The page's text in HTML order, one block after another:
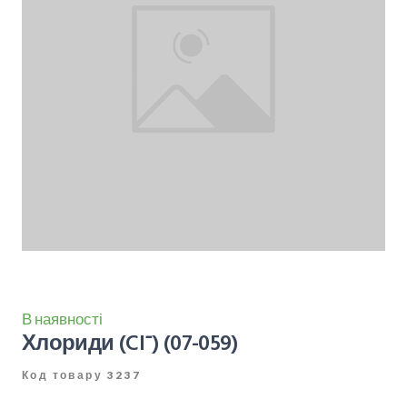
В наявності
Хлориди (Cl־) (07-059)
Код товару 3237